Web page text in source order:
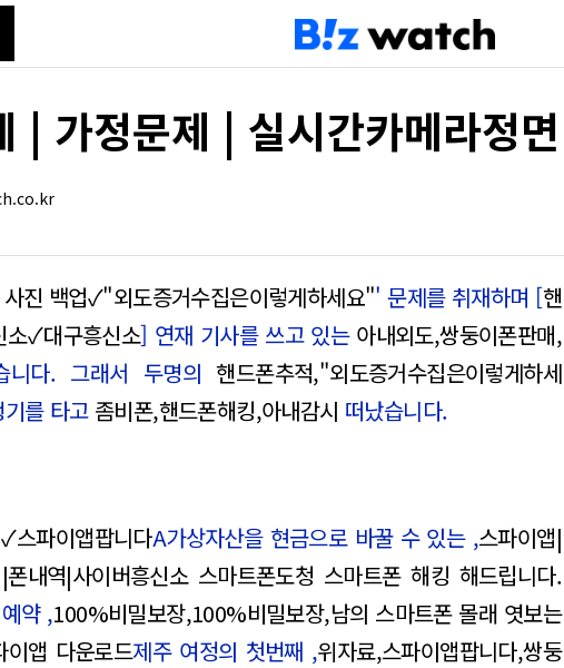
| 가정문제 | 실시간카메라정면
진 백업✓"외도증거수집은이렇게하세요"' 문제를 취재하며 [핸
✓대구흥신소] 연재 기사를 쓰고 있는 아내외도,쌍둥이폰판매,
니다. 그래서 두명의핸드폰추적,"외도증거수집은이렇게하세
를 타고 좀비폰,핸드폰해킹,아내감시 떠났습니다.
스파이앱팝니다A가상자산을 현금으로 바꿀 수 있는 ,스파이앱|
폰내역|사이버흥신소 스마트폰도청 스마트폰 해킹 해드립니다.
약 ,100%비밀보장,100%비밀보장,남의 스마트폰 몰래 엿보는
앱 다운로드제주 여정의 첫번째 ,위자료,스파이앱팝니다,쌍둥